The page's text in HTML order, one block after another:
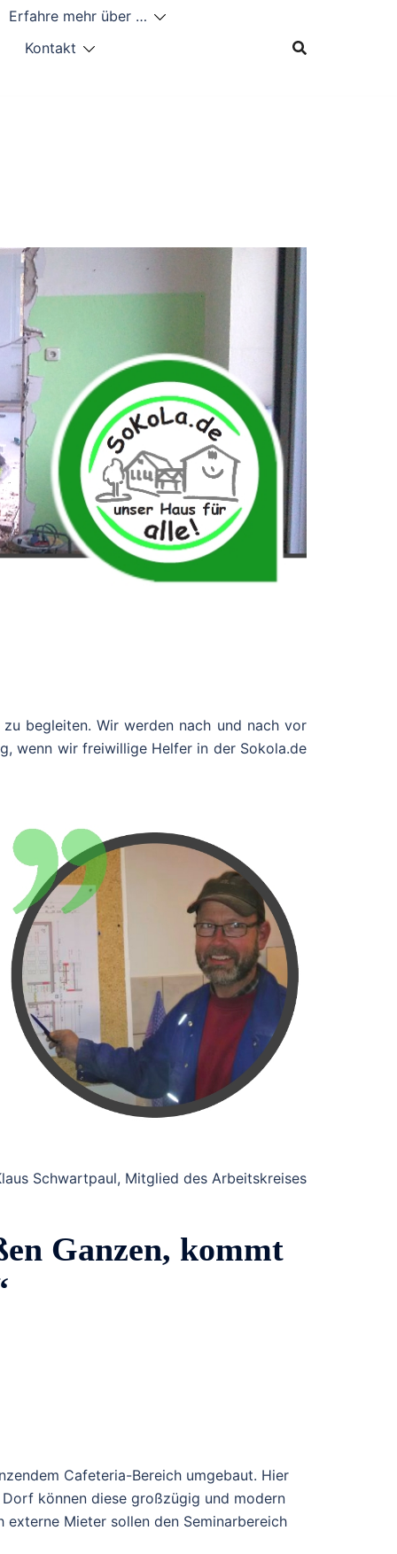
Erfahre mehr über …
Kontakt
begleiten. Wir werden nach und nach vor
wenn wir freiwillige Helfer in der Sokola.de
Schwartpaul, Mitglied des Arbeitskreises
Ganzen, kommt
Cafeteria-Bereich umgebaut. Hier
können diese großzügig und modern
Mieter sollen den Seminarbereich